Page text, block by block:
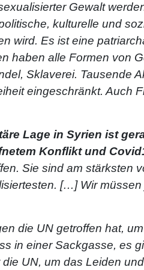
Gewalt
kulturelle und
wird. Es ist eine
haben alle Formen von
Sklaverei. Tausende
eingeschränkt. Auch
Lage in Syrien ist
Konflikt und
Sie sind am stärksten
[…] Wir
die UN getroffen hat,
in einer Sackgasse, es
UN, um das Leiden